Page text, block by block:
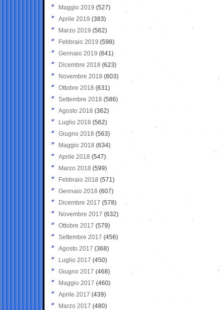
Maggio 2019 (527)
Aprile 2019 (383)
Marzo 2019 (562)
Febbraio 2019 (598)
Gennaio 2019 (641)
Dicembre 2018 (623)
Novembre 2018 (603)
Ottobre 2018 (631)
Settembre 2018 (586)
Agosto 2018 (362)
Luglio 2018 (562)
Giugno 2018 (563)
Maggio 2018 (634)
Aprile 2018 (547)
Marzo 2018 (599)
Febbraio 2018 (571)
Gennaio 2018 (607)
Dicembre 2017 (578)
Novembre 2017 (632)
Ottobre 2017 (579)
Settembre 2017 (456)
Agosto 2017 (368)
Luglio 2017 (450)
Giugno 2017 (468)
Maggio 2017 (460)
Aprile 2017 (439)
Marzo 2017 (480)